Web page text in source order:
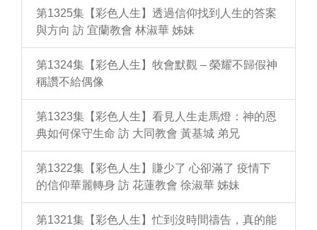
第1325集【彩色人生】透過信仰找到人生的答案
與方向 訪 宜蘭教會 林淑華 姊妹
第1324集【彩色人生】牧會默觀 – 榮耀不歸假神
稱讚不給偶像
第1323集【彩色人生】看見人生走馬燈：神的恩
典如何保守生命 訪 大同教會 黃基城 弟兄
第1322集【彩色人生】賺少了 心卻滿了 疫情下
的信仰華麗轉身 訪 花蓮教會 徐淑華 姊妹
第1321集【彩色人生】忙到沒時間禱告，真的能